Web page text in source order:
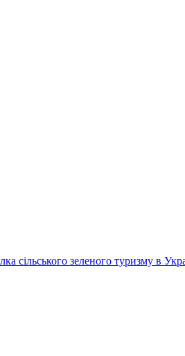
зеленого туризму в